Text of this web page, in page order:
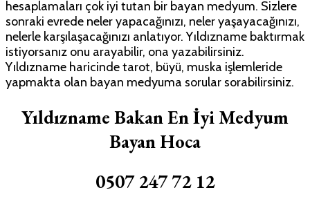
hesaplamaları çok iyi tutan bir bayan medyum. Sizlere
sonraki evrede neler yapacağınızı, neler yaşayacağınızı,
nelerle karşılaşacağınızı anlatıyor. Yıldızname baktırmak
istiyorsanız onu arayabilir, ona yazabilirsiniz.
Yıldızname haricinde tarot, büyü, muska işlemleride
yapmakta olan bayan medyuma sorular sorabilirsiniz.
Yıldızname Bakan En İyi Medyum
Bayan Hoca
0507 247 72 12